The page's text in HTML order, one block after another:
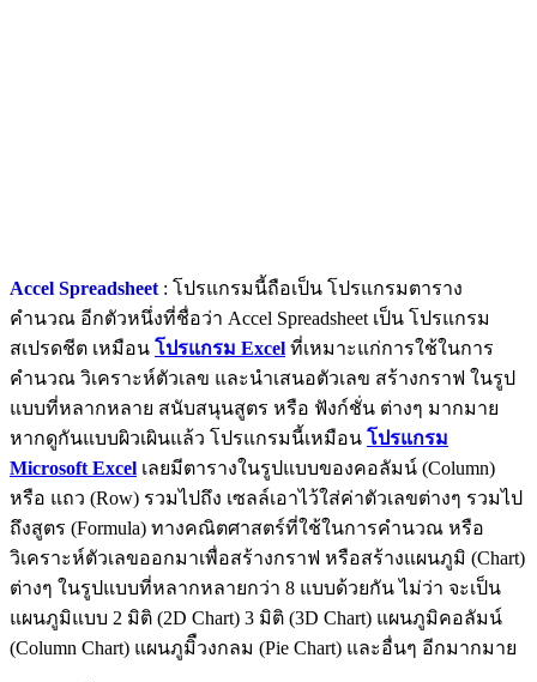
Accel Spreadsheet: โปรแกรมนี้ถือเป็น โปรแกรมตาราง
คำนวณ อีกตัวหนึ่งที่ชื่อว่า Accel Spreadsheet เป็น โปรแกรม
สเปรดชีต เหมือน โปรแกรม Excel ที่เหมาะแก่การใช้ในการ
คำนวณ วิเคราะห์ตัวเลข และนำเสนอตัวเลข สร้างกราฟ ในรูป
แบบที่หลากหลาย สนับสนุนสูตร หรือ ฟังก์ชั่น ต่างๆ มากมาย
หากดูกันแบบผิวเผินแล้ว โปรแกรมนี้เหมือน โปรแกรม
Microsoft Excel เลยมีตารางในรูปแบบของคอลัมน์ (Column)
หรือ แถว (Row) รวมไปถึง เซลล์เอาไว้ใส่ค่าตัวเลขต่างๆ รวมไป
ถึงสูตร (Formula) ทางคณิตศาสตร์ที่ใช้ในการคำนวณ หรือ
วิเคราะห์ตัวเลขออกมาเพื่อสร้างกราฟ หรือสร้างแผนภูมิ (Chart)
ต่างๆ ในรูปแบบที่หลากหลายกว่า 8 แบบด้วยกัน ไม่ว่า จะเป็น
แผนภูมิแบบ 2 มิติ (2D Chart) 3 มิติ (3D Chart) แผนภูมิคอลัมน์
(Column Chart) แผนภูมิืวงกลม (Pie Chart) และอื่นๆ อีกมากมาย